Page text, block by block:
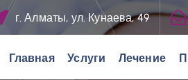
г. Алматы, ул. Кунаева, 49
Главная Услуги Лечение